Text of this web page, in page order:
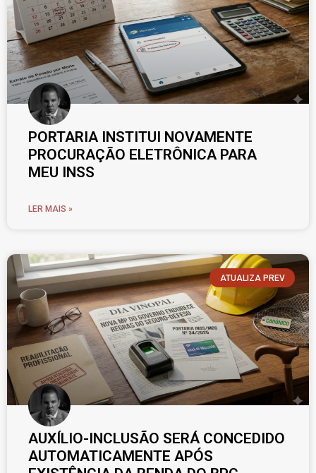
PORTARIA INSTITUI NOVAMENTE
PROCURAÇÃO ELETRÔNICA PARA
MEU INSS
LER MAIS »
ATUALIZA PREV
AUXÍLIO-INCLUSÃO SERÁ CONCEDIDO
AUTOMATICAMENTE APÓS